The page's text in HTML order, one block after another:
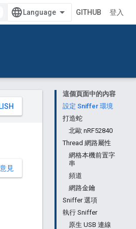
GITHUB 登入
這個頁面中的內容
設定 Sniffer 環境
打造蛇
北歐 nRF52840
Thread 網路屬性
網格本機前置字
串
頻道
網路金鑰
Sniffer 選項
執行 Sniffer
原生 USB 連線
見